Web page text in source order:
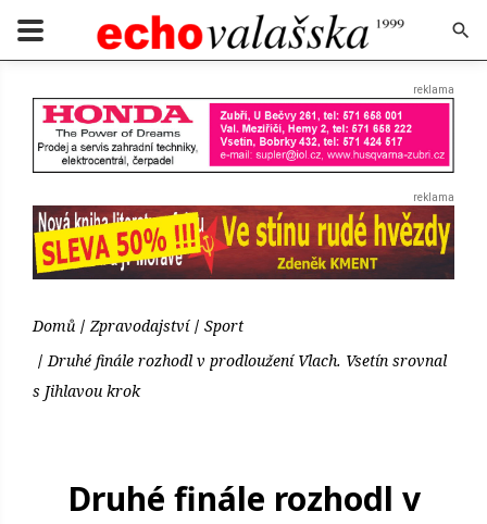
Domů Zpravodajství
Sport
Druhé finále rozhodl v prodloužení Vlach. Vsetín srovnal
s Jihlavou krok
Druhé finále rozhodl v